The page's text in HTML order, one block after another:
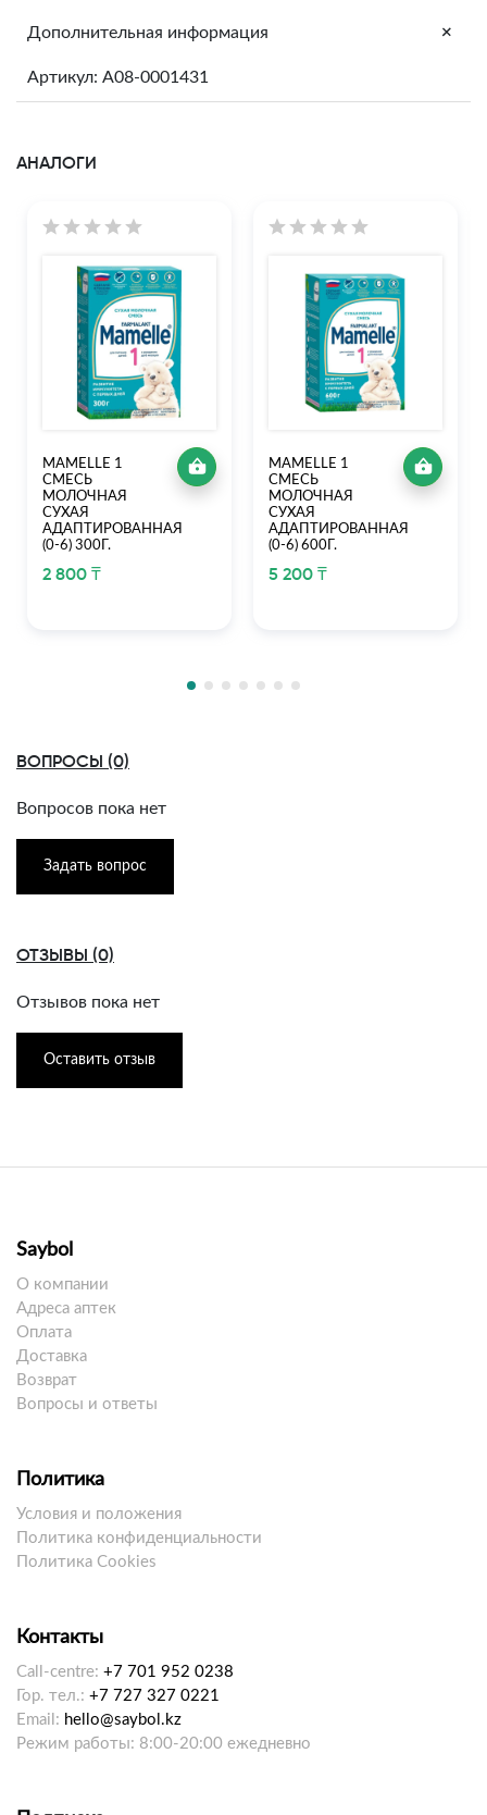
Дополнительная информация +
Артикул: A08-0001431
АНАЛОГИ
MAMELLE 1
СМЕСЬ
МОЛОЧНАЯ
СУХАЯ
АДАПТИРОВАННАЯ
(0-6) 300Г.
2 800 ₸
MAMELLE 1
СМЕСЬ
МОЛОЧНАЯ
СУХАЯ
АДАПТИРОВАННАЯ
(0-6) 600Г.
5 200 ₸
ВОПРОСЫ (0)
Вопросов пока нет
Задать вопрос
ОТЗЫВЫ (0)
Отзывов пока нет
Оставить отзыв
Saybol
О компании
Адреса аптек
Оплата
Доставка
Возврат
Вопросы и ответы
Политика
Условия и положения
Политика конфиденциальности
Политика Cookies
Контакты
Call-centre: +7 701 952 0238
Гор. тел.: +7 727 327 0221
Email: hello@saybol.kz
Режим работы: 8:00-20:00 ежедневно